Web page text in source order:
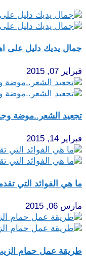
جمال يديك دليل على
فبراير 07, 2015
تجعيد الشعر..موضة
فبراير 14, 2015
ما هي الفوائد التي
مارس 06, 2015
طريقة عمل حمام